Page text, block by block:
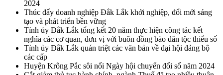
2024
Thúc đẩy doanh nghiệp Đắk Lắk khởi nghiệp, đổi mới sáng
tạo và phát triển bền vững
Tỉnh ủy Đắk Lắk tổng kết 20 năm thực hiện công tác kết
nghĩa các cơ quan, đơn vị với buôn đồng bào dân tộc thiểu số
Tỉnh ủy Đắk Lắk quán triệt các văn bản về đại hội đảng bộ
các cấp
Huyện Krông Pắc sôi nổi Ngày hội chuyển đổi số năm 2024